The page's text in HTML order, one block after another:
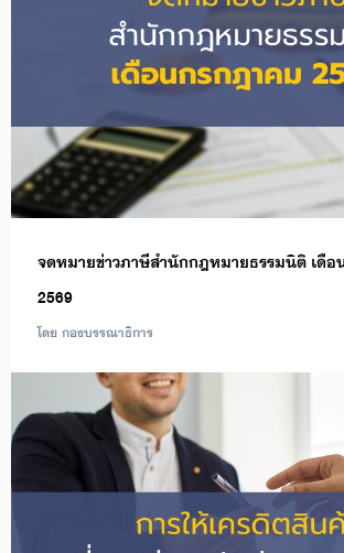
จดหมายข่าวภาษีสำนักกฎหมายธรรมนิติ เดือ
2569
โดย กองบรรณาธิการ